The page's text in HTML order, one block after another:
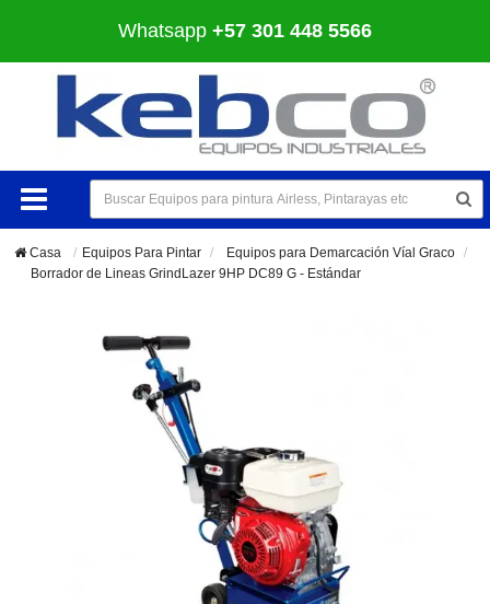
Whatsapp +57 301 448 5566
Casa Equipos Para Pintar >
Equipos para Demarcación Víal Graco
Borrador de Lineas GrindLazer 9HP DC89 G - Estándar